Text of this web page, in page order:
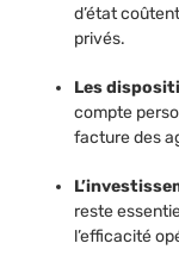
d’état
privés.
Les
compte
facture des
reste
l’efficacité